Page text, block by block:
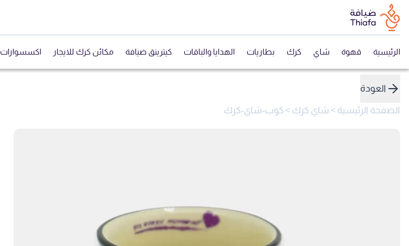
الرئيسية قهوة شاي كرك بطاريات الهدايا والباقات كيترينق ضيافة مكائن كرك للايجار اكسسوارات
العودة
الصفحة الرئيسية > شاي كرك > كوب-شاي-كرك